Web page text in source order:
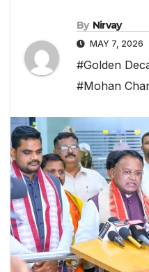
By Nirvay
MAY 7, 2026
#Golden
#Mohan